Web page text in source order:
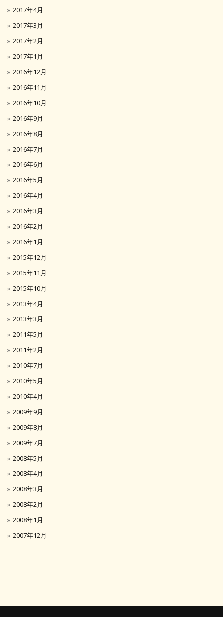
2017年4月
2017年3月
2017年2月
2017年1月
2016年12月
2016年11月
2016年10月
2016年9月
2016年8月
2016年7月
2016年6月
2016年5月
2016年4月
2016年3月
2016年2月
2016年1月
2015年12月
2015年11月
2015年10月
2013年4月
2013年3月
2011年5月
2011年2月
2010年7月
2010年5月
2010年4月
2009年9月
2009年8月
2009年7月
2008年5月
2008年4月
2008年3月
2008年2月
2008年1月
2007年12月